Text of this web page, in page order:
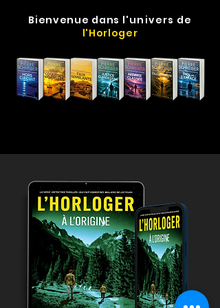
Bienvenue dans l'univers de
l'Horloger